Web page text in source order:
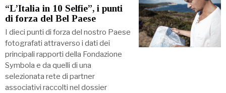
“L’Italia in 10 Selfie”, i punti
di forza del Bel Paese
I dieci punti di forza del nostro Paese
fotografati attraverso i dati dei
principali rapporti della Fondazione
Symbola e da quelli di una
selezionata rete di partner
associativi raccolti nel dossier